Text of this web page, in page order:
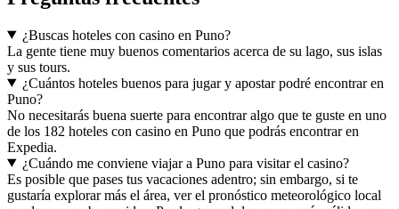
¿Buscas hoteles con casino en Puno?
La gente tiene muy buenos comentarios acerca de su lago, sus islas
y sus tours.
¿Cuántos hoteles buenos para jugar y apostar podré encontrar en
Puno?
No necesitarás buena suerte para encontrar algo que te guste en uno
de los 182 hoteles con casino en Puno que podrás encontrar en
Expedia.
¿Cuándo me conviene viajar a Puno para visitar el casino?
Es posible que pases tus vacaciones adentro; sin embargo, si te
gustaría explorar más el área, ver el pronóstico meteorológico local